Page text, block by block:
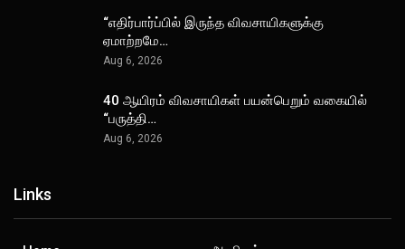
“எதிர்பார்ப்பில் இருந்த விவசாயிகளுக்கு
ஏமாற்றமே…
Aug 6, 2026
40 ஆயிரம் விவசாயிகள் பயன்பெறும் வகையில்
“பருத்தி…
Aug 6, 2026
Links